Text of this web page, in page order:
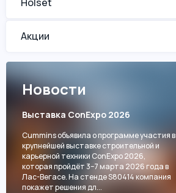
Акции
Новости
Выставка ConExpo 2026
Cummins объявила о программе участия в
крупнейшей выставке строительной и
карьерной техники ConExpo 2026,
которая пройдёт 3–7 марта 2026 года в
Лас-Вегасе. На стенде S80414 компания
покажет решения дл...